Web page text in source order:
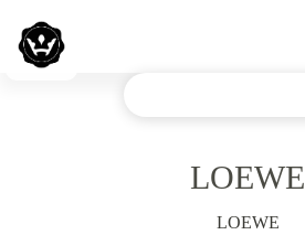
LOEWE
LOEWE